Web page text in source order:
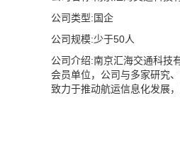
公司类型:国企
公司规模:少于50人
公司介绍:南京汇海交通科技
会员单位，公司与多家研究
致力于推动航运信息化发展